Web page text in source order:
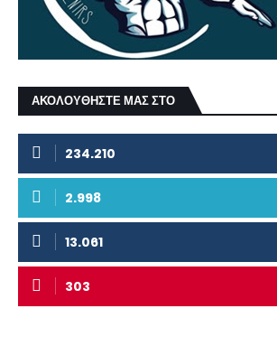
ΑΚΟΛΟΥΘΗΣΤΕ ΜΑΣ ΣΤΟ
234.210
2.998
13.061
303